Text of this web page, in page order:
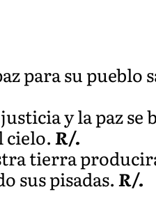
para su pueblo
y la paz se
cielo.R/.
tierra
sus pisadas.R/.